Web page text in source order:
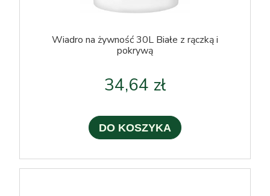
Wiadro na żywność 30L Białe z rączką i
pokrywą
34,64 zł
DO KOSZYKA